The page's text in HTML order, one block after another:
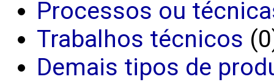
Processos ou
Trabalhos técnicos
Demais tipos de